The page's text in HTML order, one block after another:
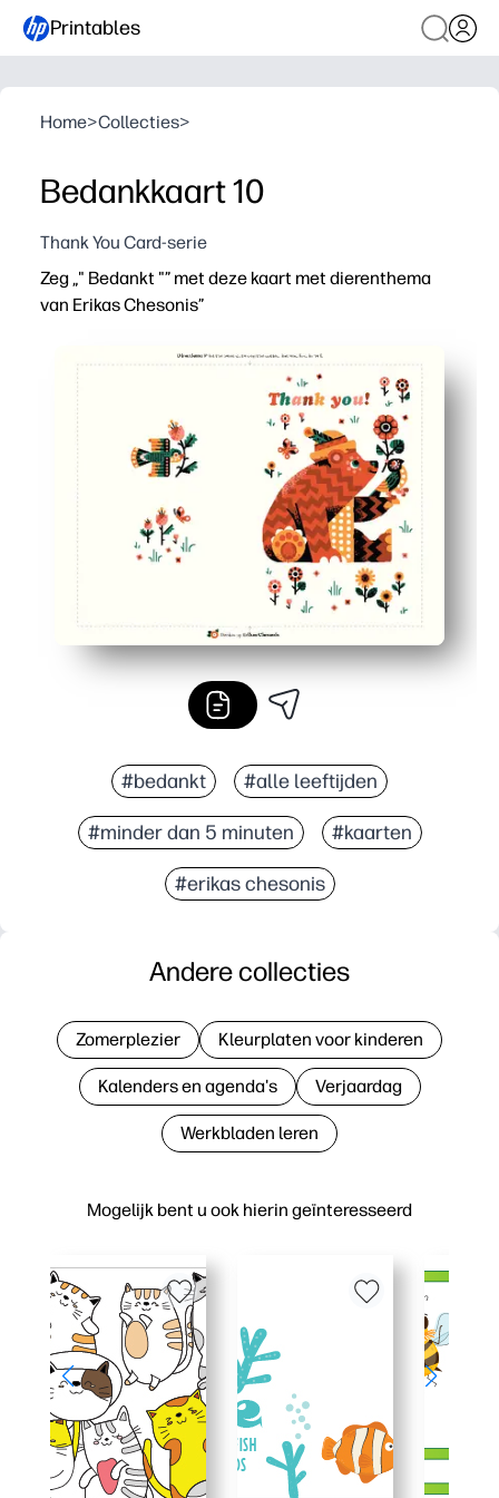
Printables
Home>Collecties>
Bedankkaart 10
Thank You Card-serie
Zeg „" Bedankt "” met deze kaart met dierenthema
van Erikas Chesonis”
Je print, vouwt en ondertekent in enkele minuten -
Vrolijke dierenkunst maakt kinderen enthousiast om
Perfect voor verjaardagen, leraren, coaches,
Blanco aan de binnenkant en ontworpen voor
#bedankt #alle leeftijden
#minder dan 5 minuten #kaarten
#erikas chesonis
Mogelijk bent u ook hierin geïnteresseerd
Andere collecties
Zomerplezier Kleurplaten voor kinderen
Kalenders en agenda's Verjaardag
Werkbladen leren